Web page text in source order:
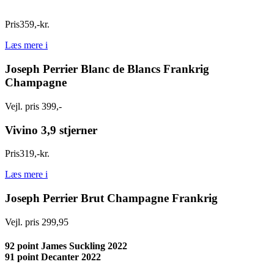
Pris359,-kr.
Læs mere i
Joseph Perrier Blanc de Blancs Frankrig
Champagne
Vejl. pris 399,-
Vivino 3,9 stjerner
Pris319,-kr.
Læs mere i
Joseph Perrier Brut Champagne Frankrig
Vejl. pris 299,95
92 point James Suckling 2022
91 point Decanter 2022